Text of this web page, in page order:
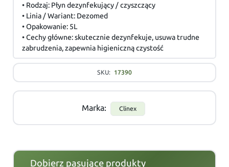
• Rodzaj: Płyn dezynfekujący / czyszczący
• Linia / Wariant: Dezomed
• Opakowanie: 5L
• Cechy główne: skutecznie dezynfekuje, usuwa trudne
zabrudzenia, zapewnia higieniczną czystość
SKU: 17390
Marka: Clinex
Dobierz pasujące produkty